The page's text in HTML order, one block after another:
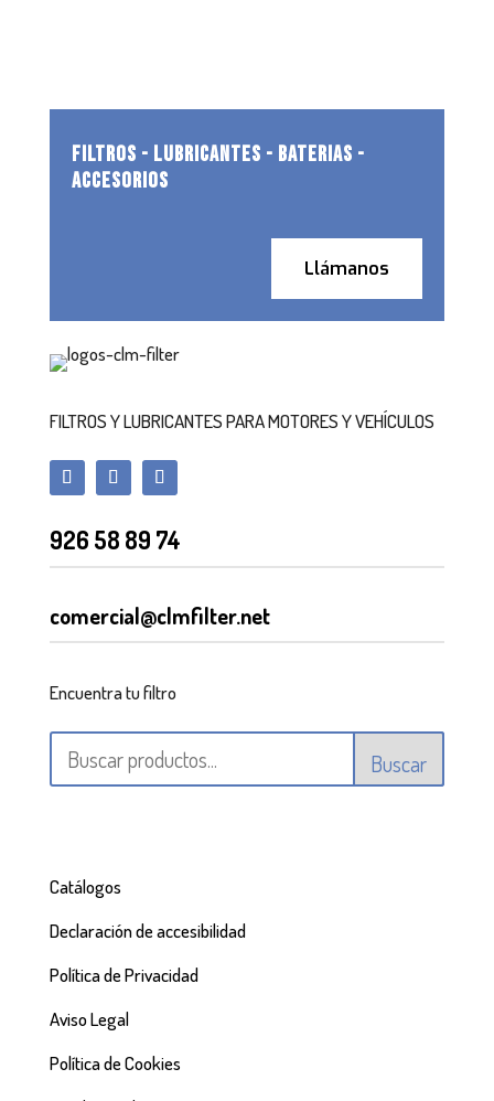
FILTROS - LUBRICANTES - BATERIAS -
ACCESORIOS
Llámanos
FILTROS Y LUBRICANTES PARA MOTORES Y VEHÍCULOS
926 58 89 74
comercial@clmfilter.net
Encuentra tu filtro
Buscar
Catálogos
Declaración de accesibilidad
Política de Privacidad
Aviso Legal
Política de Cookies